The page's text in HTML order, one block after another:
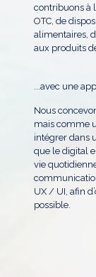
contribuons à
OTC, de
alimentaires,
aux produits
...avec une
Nous
mais comme
intégrer dans
que le digital
vie
UX / UI, afin
possible.